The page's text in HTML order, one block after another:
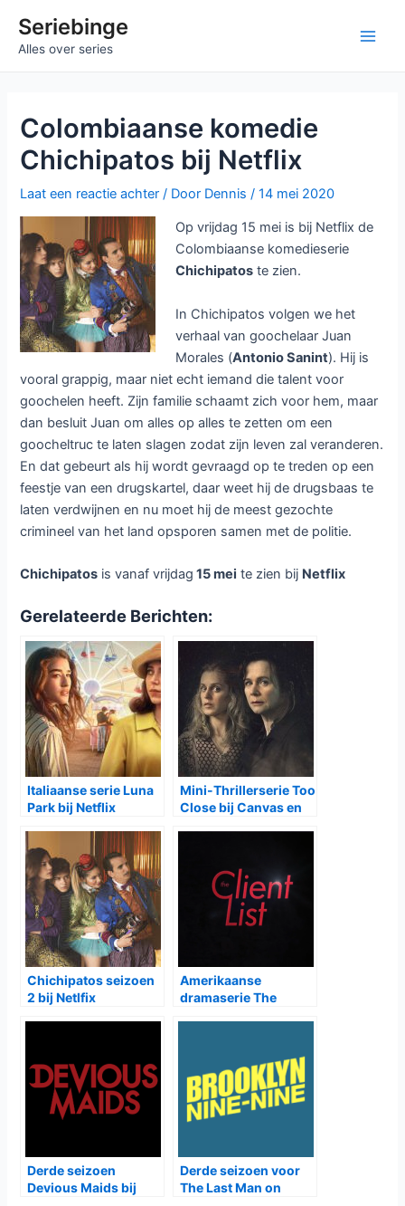
naarSeriebinge
Alles over series
Colombiaanse komedie
Chichipatos bij Netflix
Laat een reactie achter / Door Dennis/14 mei 2020
Op vrijdag 15 mei is bij Netflix de
Colombiaanse komedieserie
Chichipatos te zien.
In Chichipatos volgen we het
verhaal van goochelaar Juan
Morales (Antonio Sanint). Hij is
vooral grappig, maar niet echt iemand die talent voor
goochelen heeft. Zijn familie schaamt zich voor hem, maar
dan besluit Juan om alles op alles te zetten om een
goocheltruc te laten slagen zodat zijn leven zal veranderen.
En dat gebeurt als hij wordt gevraagd op te treden op een
feestje van een drugskartel, daar weet hij de drugsbaas te
laten verdwijnen en nu moet hij de meest gezochte
crimineel van het land opsporen samen met de politie.
Chichipatos is vanaf vrijdag 15 mei te zien bij Netflix
Gerelateerde Berichten:
Italiaanse serie Luna
Park bij Netflix
Mini-Thrillerserie Too
Close bij Canvas en
Chichipatos seizoen
2 bij Netlfix
Amerikaanse
dramaserie The
Derde seizoen
Devious Maids bij
Derde seizoen voor
The Last Man on